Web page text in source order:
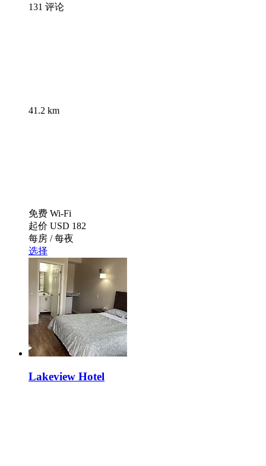
131 评论
41.2 km
免费 Wi-Fi
起价 USD 182
每房 / 每夜
选择
Lakeview Hotel